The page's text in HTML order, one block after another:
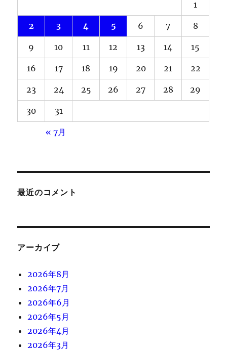
1
2 3 4 5 6 7 8
9 10 11 12 13 14 15
16 17 18 19 20 21 22
23 24 25 26 27 28 29
30 31
« 7月
最近のコメント
アーカイブ
2026年8月
2026年7月
2026年6月
2026年5月
2026年4月
2026年3月